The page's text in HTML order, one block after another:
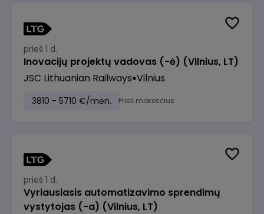
prieš 1 d.
Inovacijų projektų vadovas (-ė) (Vilnius, LT)
JSC Lithuanian Railways Vilnius
3810 - 5710 €/mėn. Prieš mokesčius
prieš 1 d.
Vyriausiasis automatizavimo sprendimų
vystytojas (-a) (Vilnius, LT)